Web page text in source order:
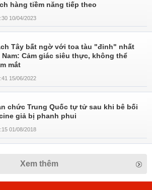
hàng tiềm năng tiếp theo
10/04/2023
Tây bất ngờ với toa tàu "đỉnh" nhất
Nam: Cảm giác siêu thực, không thể
mắt
15/06/2022
chức Trung Quốc tự tử sau khi bê bối
giả bị phanh phui
01/08/2018
Xem thêm